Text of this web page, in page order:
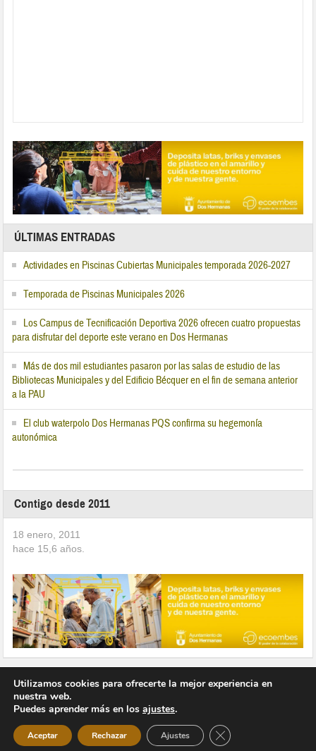
ÚLTIMAS ENTRADAS
Actividades en Piscinas Cubiertas Municipales temporada 2026-2027
Temporada de Piscinas Municipales 2026
Los Campus de Tecnificación Deportiva 2026 ofrecen cuatro propuestas
para disfrutar del deporte este verano en Dos Hermanas
Más de dos mil estudiantes pasaron por las salas de estudio de las
Bibliotecas Municipales y del Edificio Bécquer en el fin de semana anterior
a la PAU
El club waterpolo Dos Hermanas PQS confirma su hegemonía
autonómica
Contigo desde 2011
18 enero, 2011
hace 15,6 años.
Copyright © 2026 Vivir en Montequinto Periódico Digital
Utilizamos cookies para ofrecerte la mejor experiencia en
nuestra web.
Puedes aprender más en los ajustes.
Aceptar Rechazar Ajustes Cerrar el banner de